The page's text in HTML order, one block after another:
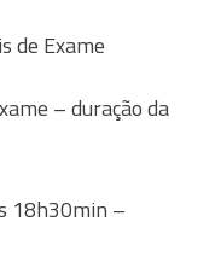
de Exame
– duração da
18h30min –